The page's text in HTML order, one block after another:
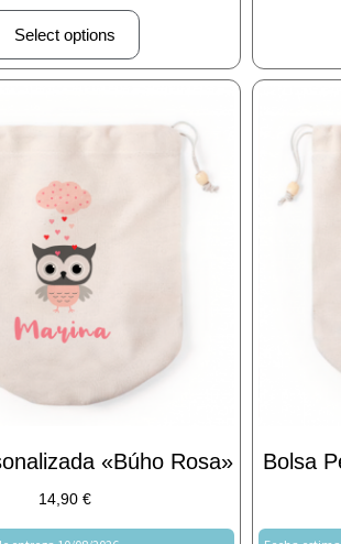
Select options
«Búho Rosa»
14,90 €
Bolsa